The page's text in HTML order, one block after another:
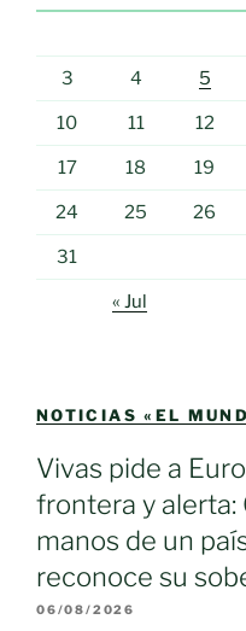
3 4 5
10 11 12
17 18 19
24 25 26
31
« Jul
NOTICIAS «EL
Vivas pide a
frontera y alerta:
manos de un
reconoce su
06/08/2026